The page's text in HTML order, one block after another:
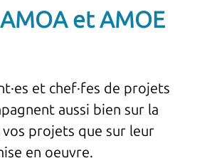
et AMOE
et chef·fes de projets
aussi bien sur la
projets que sur leur
en oeuvre.